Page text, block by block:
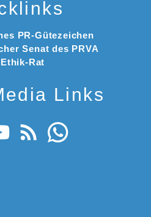
PR-Gütezeichen
Senat des PRVA
Rat
Links